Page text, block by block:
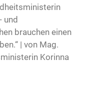
und
brauchen einen
| von Mag.
Korinna